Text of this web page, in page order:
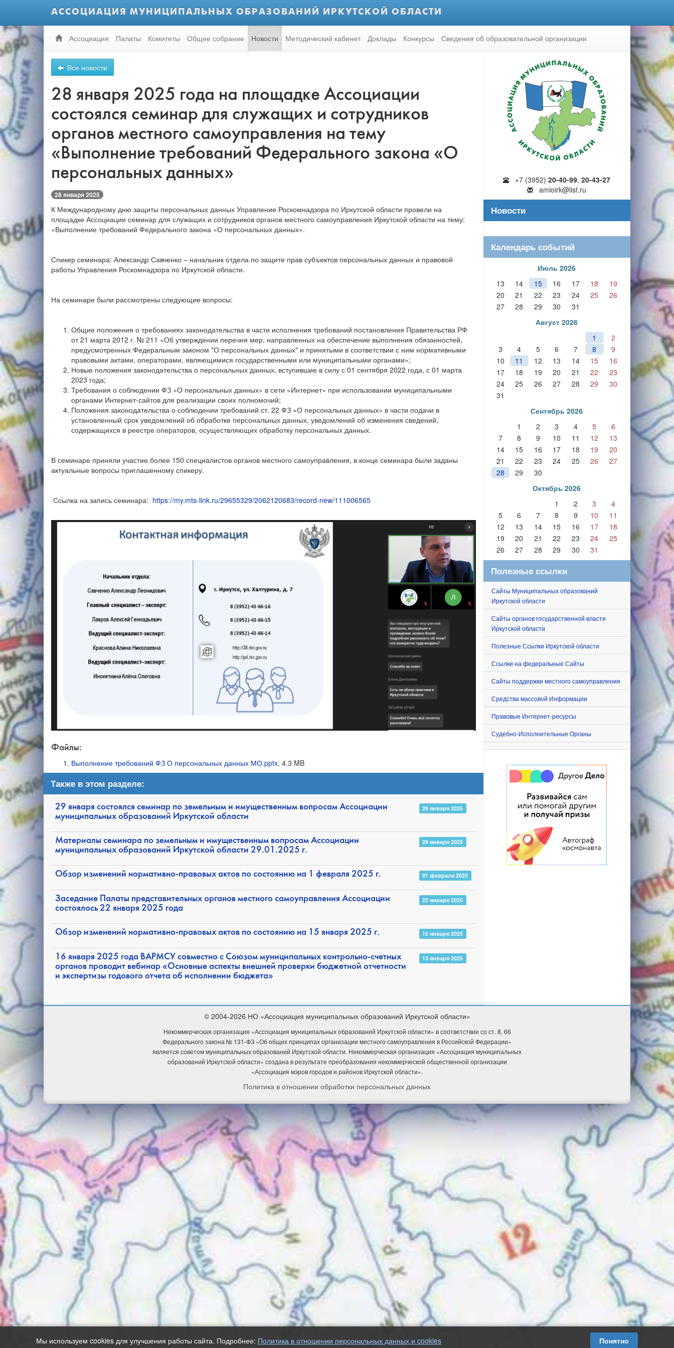
АССОЦИАЦИЯ МУНИЦИПАЛЬНЫХ ОБРАЗОВАНИЙ ИРКУТСКОЙ ОБЛАСТИ
Ассоциация Палаты Комитеты Общее собрание Новости Методический кабинет Доклады Конкурсы Сведения об образовательной организации
Все новости
28 января 2025 года на площадке Ассоциации
состоялся семинар для служащих и сотрудников
органов местного самоуправления на тему
«Выполнение требований Федерального закона «О
персональных данных»
28 января 2025
К Международному дню защиты персональных данных Управление Роскомнадзора по Иркутской области провели на
площадке Ассоциации семинар для служащих и сотрудников органов местного самоуправления Иркутской области на тему:
«Выполнение требований Федерального закона «О персональных данных».
Спикер семинара: Александр Савченко – начальник отдела по защите прав субъектов персональных данных и правовой
работы Управления Роскомнадзора по Иркутской области.
На семинаре были рассмотрены следующие вопросы:
Общие положения о требованиях законодательства в части исполнения требований постановления Правительства РФ
от 21 марта 2012 г. № 211 «Об утверждении перечня мер, направленных на обеспечение выполнения обязанностей,
предусмотренных Федеральным законом "О персональных данных" и принятыми в соответствии с ним нормативными
правовыми актами, операторами, являющимися государственными или муниципальными органами»;
Новые положения законодательства о персональных данных, вступившие в силу с 01 сентября 2022 года, с 01 марта
2023 года;
Требования о соблюдении ФЗ «О персональных данных» в сети «Интернет» при использовании муниципальными
органами Интернет-сайтов для реализации своих полномочий;
Положения законодательства о соблюдении требований ст. 22 ФЗ «О персональных данных» в части подачи в
установленный срок уведомлений об обработке персональных данных, уведомлений об изменения сведений,
содержащихся в реестре операторов, осуществляющих обработку персональных данных.
В семинаре приняли участие более 150 специалистов органов местного самоуправления, в конце семинара были заданы
актуальные вопросы приглашенному спикеру.
Ссылка на запись семинара: https://my.mts-link.ru/29655329/2062120683/record-new/111006565
Файлы:
Выполнение требований ФЗ О персональных данных МО.pptx, 4.3 MB
Также в этом разделе:
29 января состоялся семинар по земельным и имущественным вопросам Ассоциации
муниципальных образований Иркутской области
29 января 2025
Материалы семинара по земельным и имущественным вопросам Ассоциации
муниципальных образований Иркутской области 29.01.2025 г.
29 января 2025
Обзор изменений нормативно-правовых актов по состоянию на 1 февраля 2025 г. 01 февраля 2025
Заседание Палаты представительных органов местного самоуправления Ассоциации
состоялось 22 января 2025 года
22 января 2025
Обзор изменений нормативно-правовых актов по состоянию на 15 января 2025 г. 15 января 2025
16 января 2025 года ВАРМСУ совместно с Союзом муниципальных контрольно-счетных
органов проводит вебинар «Основные аспекты внешней проверки бюджетной отчетности
и экспертизы годового отчета об исполнении бюджета»
13 января 2025
+7 (3952)20-40-99,20-43-27
amioirk@list.ru
Новости
Календарь событий
Июль 2026
13
14 15 16 17 18
19
20
21 22 23 24 25
26
27
28 29 30
31
Август 2026
1
2
3
4 5 6 7 8
9
10
11 12 13 14 15
16
17
18 19 20 21 22
23
24
25 26 27 28 29
30
31
Сентябрь 2026
1
2 3 4 5
6
7
8 9 10 11 12
13
14
15 16 17 18 19
20
21
22 23 24 25 26
27
28
29
30
Октябрь 2026
1
2 3
4
5
6 7 8 9 10
11
12
13 14 15 16 17
18
19
20 21 22 23 24
25
26
27 28 29 30 31
Полезные ссылки
Сайты Муниципальных образований
Иркутской области
Сайты органов государственной власти
Иркутской области
Полезные Ссылки Иркутской области
Ссылки на федеральные Сайты
Сайты поддержки местного самоуправления
Средства массовой Информации
Правовые Интернет-ресурсы
Судебно-Исполнительные Органы
© 2004-2026 НО «Ассоциация муниципальных образований Иркутской области»
Некоммерческая организация «Ассоциация муниципальных образований Иркутской области» в соответствии со ст. 8, 66
Федерального закона № 131-ФЗ «Об общих принципах организации местного самоуправления в Российской Федерации»
является советом муниципальных образований Иркутской области. Некоммерческая организация «Ассоциация муниципальных
образований Иркутской области» создана в результате преобразования некоммерческой общественной организации
«Ассоциация мэров городов и районов Иркутской области».
Политика в отношении обработки персональных данных
Мы используем cookies для улучшения работы сайта. Подробнее: Политика в отношении персональных данных и cookies Понятно